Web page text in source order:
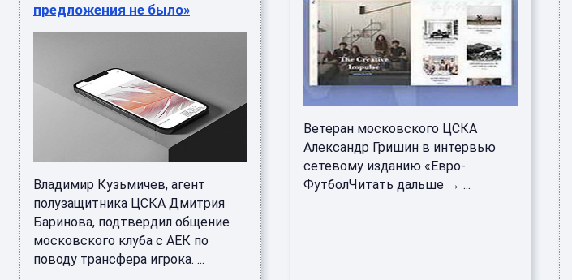
предложения не было»
Владимир Кузьмичев, агент
полузащитника ЦСКА Дмитрия
Баринова, подтвердил общение
московского клуба с АЕК по
поводу трансфера игрока. ...
Ветеран московского ЦСКА
Александр Гришин в интервью
сетевому изданию «Евро-
ФутболЧитать дальше → ...